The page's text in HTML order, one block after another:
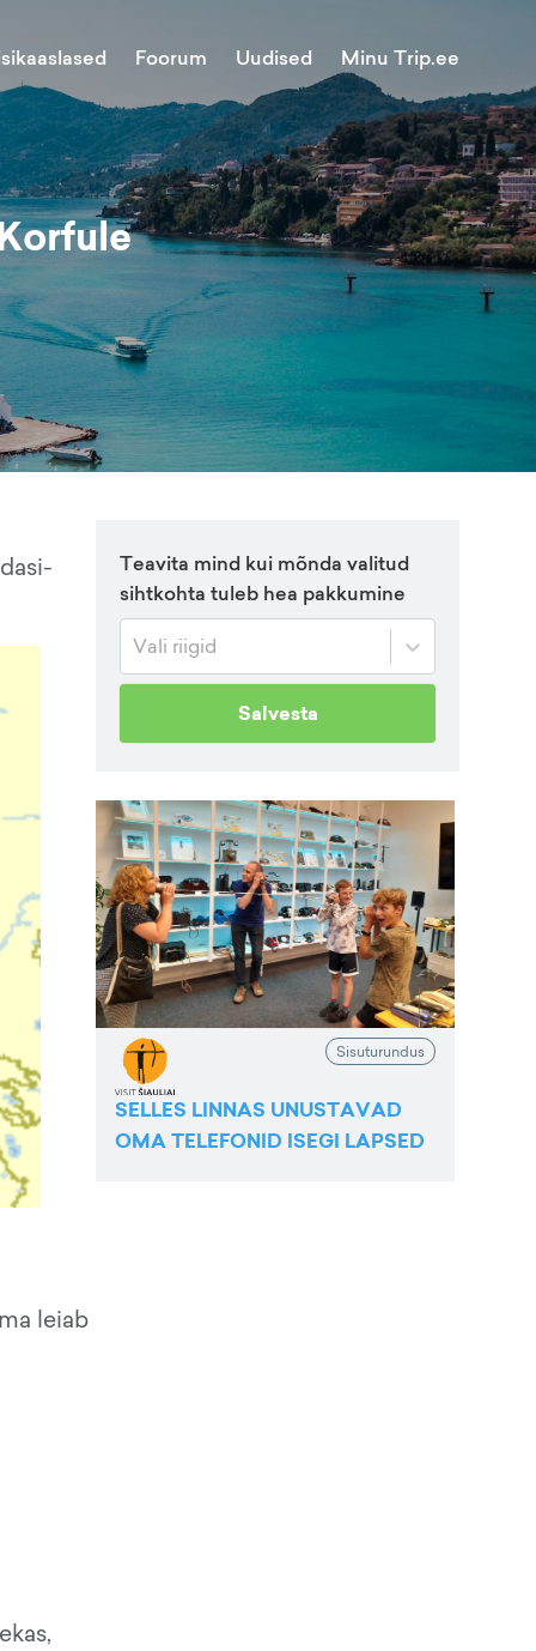
Foorum Uudised Minu Trip.ee
leiab
Teavita mind kui mõnda valitud
sihtkohta tuleb hea pakkumine
Vali riigid
Salvesta
Sisuturundus
SELLES LINNAS UNUSTAVAD
OMA TELEFONID ISEGI LAPSED